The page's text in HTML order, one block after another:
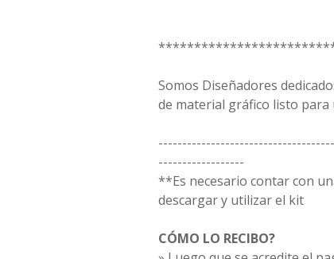
Somos Diseñadores
de material gráfico listo para
------------------
**Es necesario contar con
descargar y utilizar el kit
CÓMO LO RECIBO?